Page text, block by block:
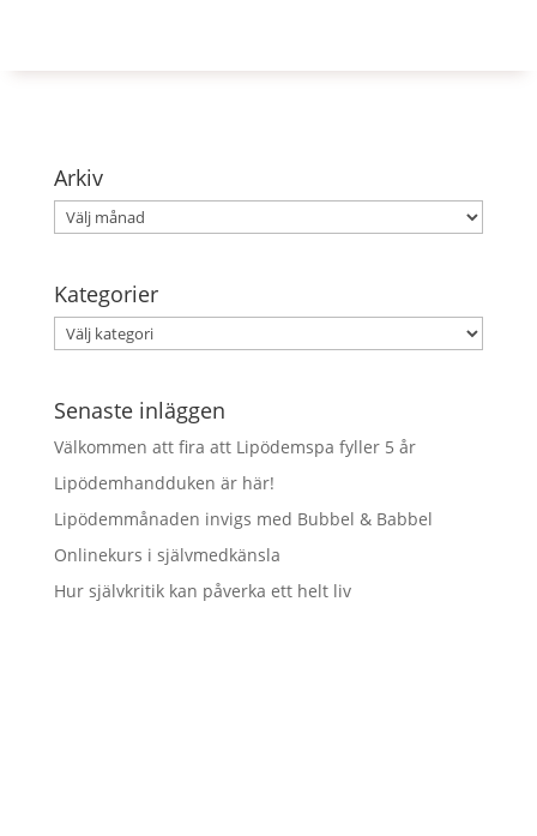
Arkiv
Arkiv
Kategorier
Kategorier
Senaste inläggen
Välkommen att fira att Lipödemspa fyller 5 år
Lipödemhandduken är här!
Lipödemmånaden invigs med Bubbel & Babbel
Onlinekurs i självmedkänsla
Hur självkritik kan påverka ett helt liv